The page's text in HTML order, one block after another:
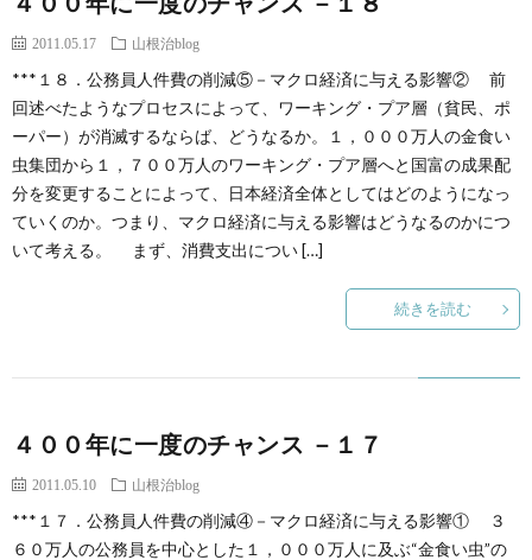
2011.05.17 山根治blog
***１８．公務員人件費の削減⑤－マクロ経済に与える影響② 前
回述べたようなプロセスによって、ワーキング・プア層（貧民、ポ
ーパー）が消滅するならば、どうなるか。１，０００万人の金食い
虫集団から１，７００万人のワーキング・プア層へと国富の成果配
分を変更することによって、日本経済全体としてはどのようになっ
ていくのか。つまり、マクロ経済に与える影響はどうなるのかにつ
いて考える。 まず、消費支出につい […]
続きを読む
４００年に一度のチャンス －１７
2011.05.10 山根治blog
***１７．公務員人件費の削減④－マクロ経済に与える影響① ３
６０万人の公務員を中心とした１，０００万人に及ぶ“金食い虫”の